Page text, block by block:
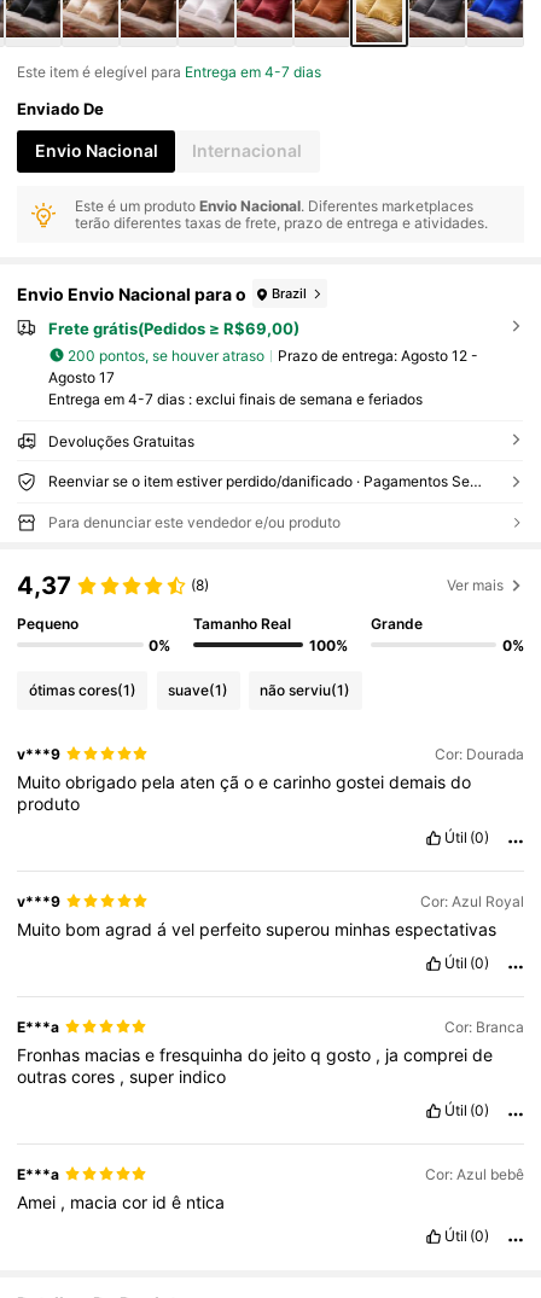
Este item é elegível para Entrega em 4-7 dias
Enviado De
Envio Nacional Internacional
Este é um produtoEnvio Nacional. Diferentes marketplaces
terão diferentes taxas de frete, prazo de entrega e atividades.
Envio Envio Nacional para o Brazil
Frete grátis(Pedidos ≥ R$69,00)
200 pontos, se houver atraso Prazo de entrega: Agosto 12 -
Agosto 17
Entrega em 4-7 dias : exclui finais de semana e feriados
Devoluções Gratuitas
Reenviar se o item estiver perdido/danificado · Pagamentos Seguros · Proteção de privacidade
Para denunciar este vendedor e/ou produto
4,37 (8) Ver mais
Pequeno
0%
Tamanho Real
100%
Grande
0%
ótimas cores(1) suave(1) não serviu(1)
v***9 Cor: Dourada
Muitoobrigado pelaatençãoecarinhogosteidemaisdo
produto
Útil (0)
v***9 Cor: Azul Royal
Muito bomagradável perfeitosuperou minhasespectativas
Útil (0)
E***a Cor: Branca
Fronhas maciasefresquinhado jeitoqgosto , jacompreide
outrascores ,super indico
Útil (0)
E***a Cor: Azul bebê
Amei , maciacor idê ntica
Útil (0)